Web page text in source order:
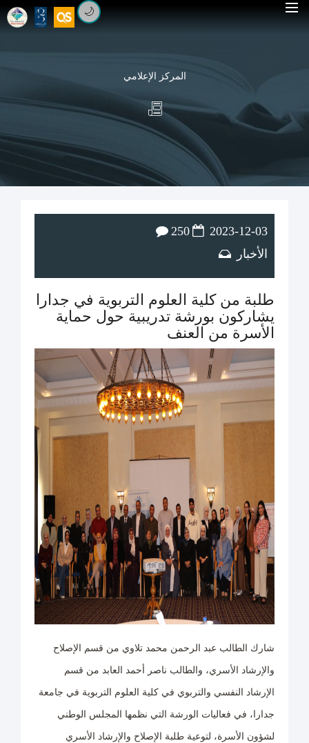
🌙
المركز الإعلامي
2023-12-03
الأخبار
250
طلبة من كلية العلوم التربوية في جدارا
يشاركون بورشة تدريبية حول حماية
الأسرة من العنف
شارك الطالب عبد الرحمن محمد تلاوي من قسم الإصلاح
والإرشاد الأسري، والطالب ناصر أحمد العابد من قسم
الإرشاد النفسي والتربوي في كلية العلوم التربوية في جامعة
جدارا، في فعاليات الورشة التي نظمها المجلس الوطني
لشؤون الأسرة، لتوعية طلبة الإصلاح والإرشاد الأسري